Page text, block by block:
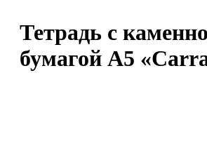
Тетрадь с
бумагой А5